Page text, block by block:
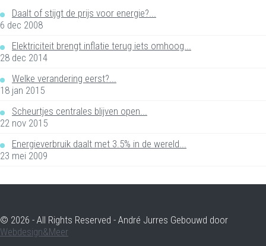
Daalt of stijgt de prijs voor energie?...
6 dec 2008
Elektriciteit brengt inflatie terug iets omhoog...
28 dec 2014
Welke verandering eerst?...
18 jan 2015
Scheurtjes centrales blijven open...
22 nov 2015
Energieverbruik daalt met 3.5% in de wereld...
23 mei 2009
© 2026 - All Rights Reserved - André Jurres Gebouwd door
Webdesign&Meer